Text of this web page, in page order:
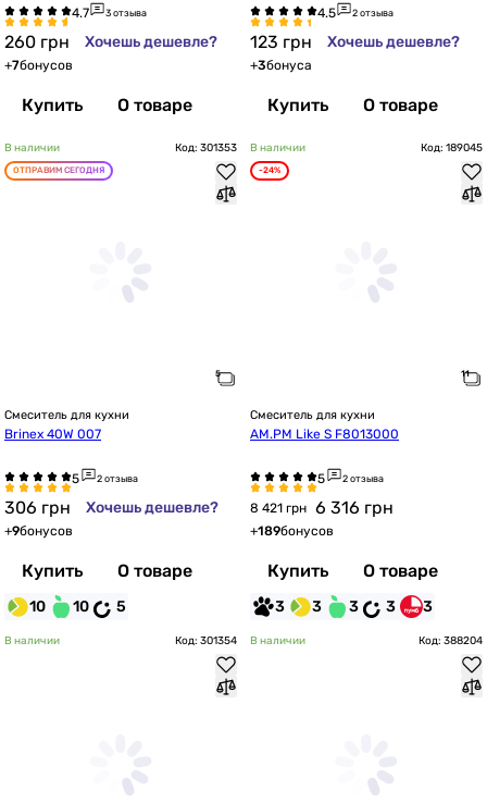
3 отзыва
260 грн Хочешь дешевле?
+7бонусов
Купить О товаре
2 отзыва
123 грн Хочешь дешевле?
+3бонуса
Купить О товаре
В наличии Код: 301353
ОТПРАВИМ СЕГОДНЯ
Смеситель для кухни
Brinex 40W 007
2 отзыва
306 грн Хочешь дешевле?
+9бонусов
Купить О товаре
10 10 5
В наличии Код: 189045
-24%
Смеситель для кухни
AM.PM Like S F8013000
2 отзыва
8 421 грн 6 316 грн
+189бонусов
Купить О товаре
3 3 3 3 3
В наличии Код: 301354 В наличии Код: 388204